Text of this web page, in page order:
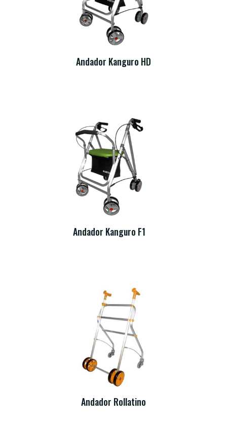
Andador Kanguro HD
Andador Kanguro F1
Andador Rollatino